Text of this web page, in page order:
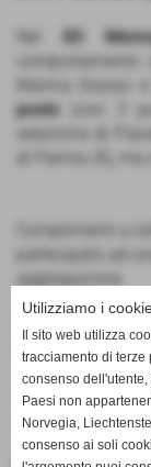
Nel XII
Marina Grasso
posto (con 3
selezione di
di Parma (4),
Complimenti a
partecipato ad
aggregazione.
Fipav CT Liguria
Ufficio Stampa
Utilizziamo i
Il sito web utilizza
tracciamento di terze
consenso
Paesi non
Norvegia,
consenso ai soli